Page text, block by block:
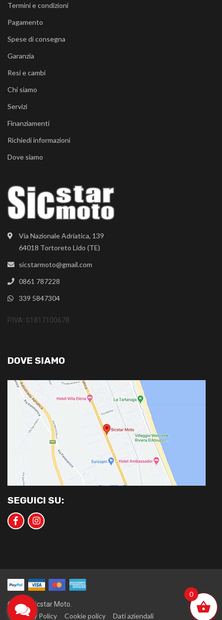
Via Nazionale Adriatica, 139
64018 Tortoreto Lido (TE)
sicstarmoto@gmail.com
0861 787228
339 5847304
P.IVA: 01817100678
Termini e condizioni
Pagamento
Spese di consegna
Garanzia
Resi e cambi
Chi siamo
Servizi
Finanziamenti
Richiedi informazioni
Dove siamo
DOVE SIAMO
SEGUICI SU:
©2020 Sicstar Moto.
Privacy Policy Cookie policy Dati aziendali
0